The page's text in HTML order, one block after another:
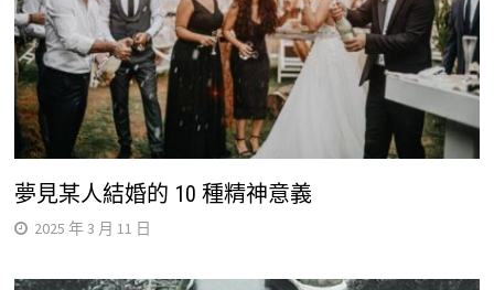
夢見某人結婚的 10 種精神意義
2025 年 3 月 11 日